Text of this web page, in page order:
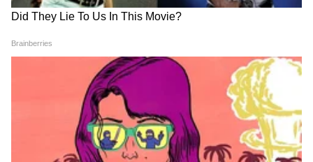
अल्ट्रॉझ
तुम्ही अल्ट्रॉझचे स्मार्ट, प्युअर, क्रिएटिव्ह किंवा अकंप्लिश्ड
मॉडेल घेण्याचा विचार करत असाल, तर तुमच्यासाठी एक
चांगली बातमी आहे. टाटा मोटर्स या प्रीमियम हॅचबॅकच्या
विशेष व्हेरिएंटवर ₹35,000 पर्यंतची बचत करण्याची संधी
देत आहे. या ऑफरमध्ये ₹15,000 चा ग्राहक डिस्काउंट
आणि ₹20,000 चा स्क्रॅपेज बोनस समाविष्ट आहे.